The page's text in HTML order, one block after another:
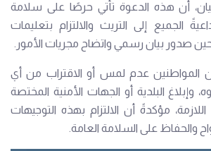
أن هذه الدعوة تأتي حرصًا على سلامة
الجميع إلى التريث والالتزام بتعليمات
صدور بيان رسمي واتضاح مجريات الأمور.
المواطنين عدم لمس أو الاقتراب من أي
البلدية أو الجهات الأمنية المختصة
اللازمة، مؤكدةً أن الالتزام بهذه التوجيهات
والحفاظ على السلامة العامة.